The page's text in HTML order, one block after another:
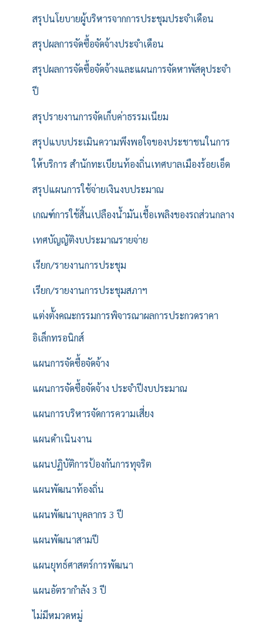
สรุปนโยบายผู้บริหารจากการประชุมประจำเดือน
สรุปผลการจัดซื้อจัดจ้างประจำเดือน
สรุปผลการจัดซื้อจัดจ้างและแผนการจัดหาพัสดุประจำ
ปี
สรุปรายงานการจัดเก็บค่าธรรมเนียม
สรุปแบบประเมินความพึงพอใจของประชาชนในการ
ให้บริการ สำนักทะเบียนท้องถิ่นเทศบาลเมืองร้อยเอ็ด
สรุปแผนการใช้จ่ายเงินงบประมาณ
เกณฑ์การใช้สิ้นเปลืองน้ำมันเชื้อเพลิงของรถส่วนกลาง
เทศบัญญัติงบประมาณรายจ่าย
เรียก/รายงานการประชุม
เรียก/รายงานการประชุมสภาฯ
แต่งตั้งคณะกรรมการพิจารณาผลการประกวดราคา
อิเล็กทรอนิกส์
แผนการจัดซื้อจัดจ้าง
แผนการจัดซื้อจัดจ้าง ประจำปีงบประมาณ
แผนการบริหารจัดการความเสี่ยง
แผนดำเนินงาน
แผนปฏิบัติการป้องกันการทุจริต
แผนพัฒนาท้องถิ่น
แผนพัฒนาบุคลากร 3 ปี
แผนพัฒนาสามปี
แผนยุทธ์ศาสตร์การพัฒนา
แผนอัตรากำลัง 3 ปี
ไม่มีหมวดหมู่